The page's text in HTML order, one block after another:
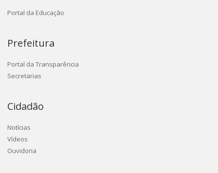
Portal da Educação
Prefeitura
Portal da Transparência
Secretarias
Cidadão
Notícias
Vídeos
Ouvidoria